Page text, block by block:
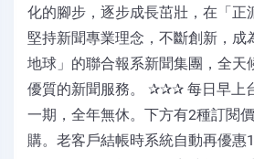
化的腳步，逐步成長茁壯，在「正
堅持新聞專業理念，不斷創新，成
地球」的聯合報系新聞集團，全天
優質的新聞服務。 ✰✰✰ 每日早上
一期，全年無休。下方有2種訂閱
購。老客戶結帳時系統自動再優